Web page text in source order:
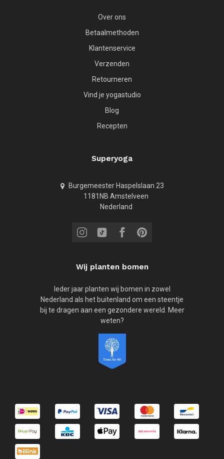
Over ons
Betaalmethoden
Klantenservice
Verzenden
Retourneren
Vind je yogastudio
Blog
Recepten
Superyoga
Burgemeester Haspelslaan 23
1181NB Amstelveen
Nederland
Wij planten bomen
Ieder jaar planten wij bomen in zowel
Nederland als het buitenland om een steentje
bij te dragen aan een gezondere wereld. Meer
weten?